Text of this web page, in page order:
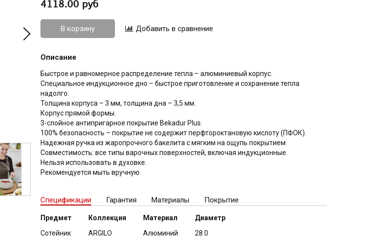
4118.00 руб
В корзину
Описание
Быстрое и равномерное распределение тепла – алюминиевый корпус.
Специальное индукционное дно – быстрое приготовление и сохранение тепла
надолго.
Толщина корпуса – 3 мм, толщина дна – 3,5 мм.
Корпус прямой формы.
3-слойное антипригарное покрытие Bekadur Plus.
100% безопасность – покрытие не содержит перфтороктановую кислоту (ПФОК).
Надежная ручка из жаропрочного бакелита с мягким на ощупь покрытием.
Совместимость: все типы варочных поверхностей, включая индукционные.
Нельзя использовать в духовке.
Рекомендуется мыть вручную.
Спецификации Гарантия Материалы Покрытие
Предмет
Сотейник
Коллекция
ARGILO
Материал
Алюминий
Диаметр
28.0